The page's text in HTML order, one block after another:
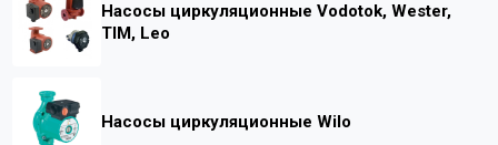
Партнеры
Насосы циркуляционные Vodotok, Wester,
TIM, Leo
Насосы циркуляционные Wilo